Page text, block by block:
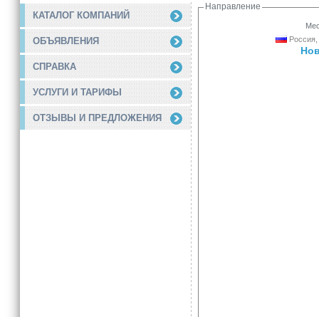
КАТАЛОГ КОМПАНИЙ
ОБЪЯВЛЕНИЯ
СПРАВКА
УСЛУГИ И ТАРИФЫ
ОТЗЫВЫ И ПРЕДЛОЖЕНИЯ
Направление